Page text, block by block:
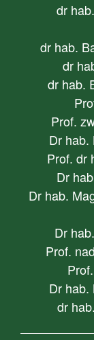
dr
dr hab.
dr
dr hab.
Prof.
Dr hab.
Prof. dr
Dr
Dr hab.
Dr
Prof.
Dr hab.
dr